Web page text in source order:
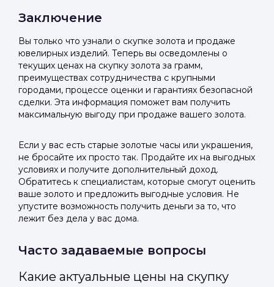
Заключение
Вы только что узнали о скупке золота и продаже
ювелирных изделий. Теперь вы осведомлены о
текущих ценах на скупку золота за грамм,
преимуществах сотрудничества с крупными
городами, процессе оценки и гарантиях безопасной
сделки. Эта информация поможет вам получить
максимальную выгоду при продаже вашего золота.
Если у вас есть старые золотые часы или украшения,
не бросайте их просто так. Продайте их на выгодных
условиях и получите дополнительный доход.
Обратитесь к специалистам, которые смогут оценить
ваше золото и предложить выгодные условия. Не
упустите возможность получить деньги за то, что
лежит без дела у вас дома.
Часто задаваемые вопросы
Какие актуальные цены на скупку